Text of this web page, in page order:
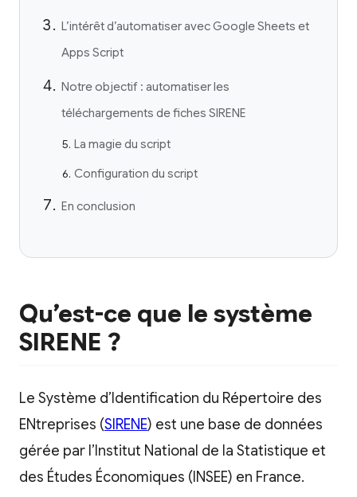
L’intérêt d’automatiser avec Google Sheets et
Apps Script
Notre objectif : automatiser les
téléchargements de fiches SIRENE
La magie du script
Configuration du script
En conclusion
Qu’est-ce que le système
SIRENE ?
Le Système d’Identification du Répertoire des
ENtreprises (SIRENE) est une base de données
gérée par l’Institut National de la Statistique et
des Études Économiques (INSEE) en France.